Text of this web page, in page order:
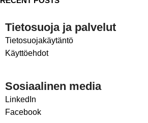
Tietosuoja ja palvelut
Tietosuojakäytäntö
Käyttöehdot
Sosiaalinen media
LinkedIn
Facebook